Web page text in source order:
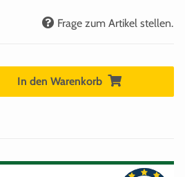
Frage zum Artikel stellen.
In den Warenkorb